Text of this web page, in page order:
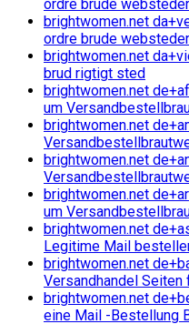
ordre brude websteder
brightwomen.net
ordre brude websteder
brightwomen.net
brud rigtigt sted
brightwomen.net
um
brightwomen.net
brightwomen.net
brightwomen.net
um
brightwomen.net
Legitime Mail
brightwomen.net
Versandhandel Seiten
brightwomen.net
eine Mail -Bestellung